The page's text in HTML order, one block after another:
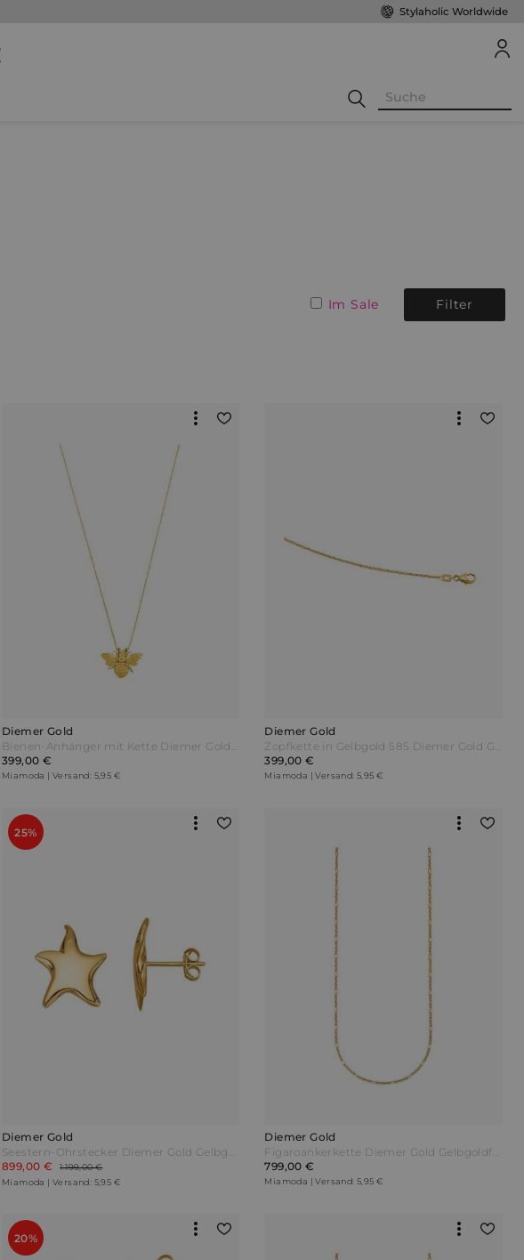
Stylaholic Worldwide
Im Sale Filter
Diemer Gold
Bienen-Anhänger mit Kette Diemer Gold Gelbgoldfarben
399,00 €
Miamoda | Versand: 5,95 €
Diemer Gold
Zopfkette in Gelbgold 585 Diemer Gold Gelb
399,00 €
Miamoda | Versand: 5,95 €
25%
Diemer Gold
Seestern-Ohrstecker Diemer Gold Gelbgoldfarben
899,00 €
1.199,00 €
Miamoda | Versand: 5,95 €
Diemer Gold
Figaroankerkette Diemer Gold Gelbgoldfarben
799,00 €
Miamoda | Versand: 5,95 €
20%